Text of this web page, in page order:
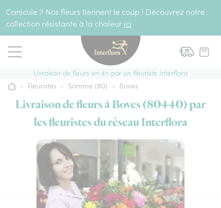
Canicule ? Nos fleurs tiennent le coup ! Découvrez notre
collection résistante à la chaleur ici
Livraison de fleurs en 4h par un fleuriste Interflora
Accueil
› Fleuristes › Somme (80) › Boves
Livraison de fleurs à Boves (80440) par
les fleuristes du réseau Interflora